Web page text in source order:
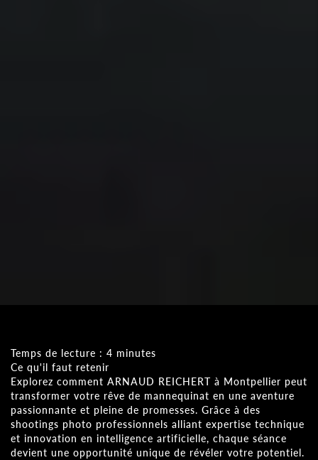
Temps de lecture : 4 minutes
Ce qu'il faut retenir
Explorez comment ARNAUD REICHERT à Montpellier peut
transformer votre rêve de mannequinat en une aventure
passionnante et pleine de promesses. Grâce à des
shootings photo professionnels alliant expertise technique
et innovation en intelligence artificielle, chaque séance
devient une opportunité unique de révéler votre potentiel.